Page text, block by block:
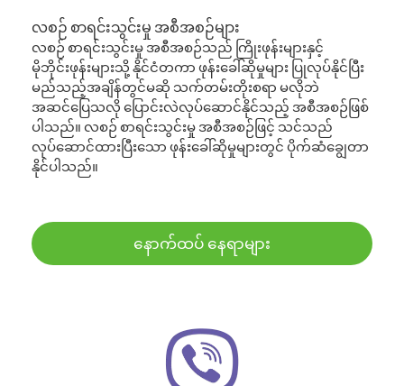
လစဉ် စာရင်းသွင်းမှု အစီအစဉ်များ
လစဉ် စာရင်းသွင်းမှု အစီအစဉ်သည် ကြိုးဖုန်းများနှင့်
မိုဘိုင်းဖုန်းများသို့ နိုင်ငံတကာ ဖုန်းခေါ်ဆိုမှုများ ပြုလုပ်နိုင်ပြီး
မည်သည့်အချိန်တွင်မဆို သက်တမ်းတိုးစရာ မလိုဘဲ
အဆင်ပြေသလို ပြောင်းလဲလုပ်ဆောင်နိုင်သည့် အစီအစဉ်ဖြစ်
ပါသည်။ လစဉ် စာရင်းသွင်းမှု အစီအစဉ်ဖြင့် သင်သည်
လုပ်ဆောင်ထားပြီးသော ဖုန်းခေါ်ဆိုမှုများတွင် ပိုက်ဆံချွေတာ
နိုင်ပါသည်။
နောက်ထပ် နေရာများ